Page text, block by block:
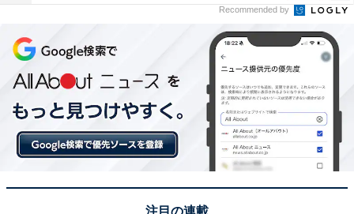
Recommended by
注目の連載